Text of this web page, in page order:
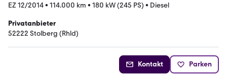
EZ 12/2014• 114.000 km • 180 kW (245 PS) • Diesel
Privatanbieter
52222 Stolberg (Rhld)
Kontakt Parken